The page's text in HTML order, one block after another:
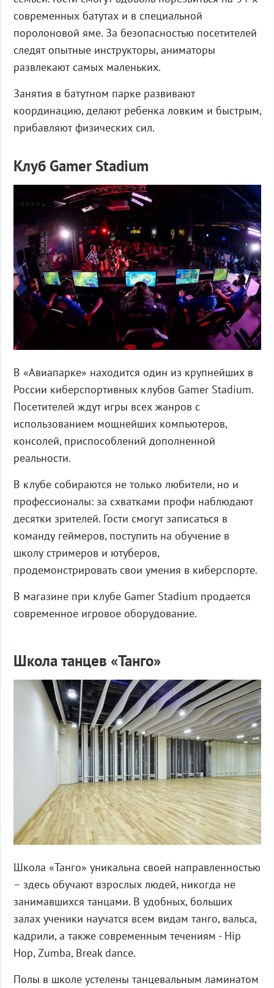
современных батутах и в специальной
поролоновой яме. За безопасностью посетителей
следят опытные инструкторы, аниматоры
развлекают самых маленьких.
Занятия в батутном парке развивают
координацию, делают ребенка ловким и быстрым,
прибавляют физических сил.
Клуб Gamer Stadium
В «Авиапарке» находится один из крупнейших в
России киберспортивных клубов Gamer Stadium.
Посетителей ждут игры всех жанров с
использованием мощнейших компьютеров,
консолей, приспособлений дополненной
реальности.
В клубе собираются не только любители, но и
профессионалы: за схватками профи наблюдают
десятки зрителей. Гости смогут записаться в
команду геймеров, поступить на обучение в
школу стримеров и ютуберов,
продемонстрировать свои умения в киберспорте.
В магазине при клубе Gamer Stadium продается
современное игровое оборудование.
Школа танцев «Танго»
Школа «Танго» уникальна своей направленностью
– здесь обучают взрослых людей, никогда не
занимавшихся танцами. В удобных, больших
залах ученики научатся всем видам танго, вальса,
кадрили, а также современным течениям - Hip
Hop, Zumba, Break dance.
Полы в школе устелены танцевальным ламинатом